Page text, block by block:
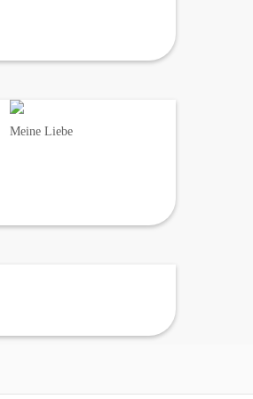
Meine Liebe